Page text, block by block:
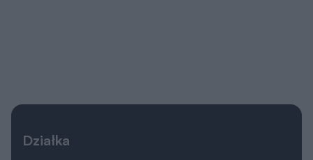
Działka